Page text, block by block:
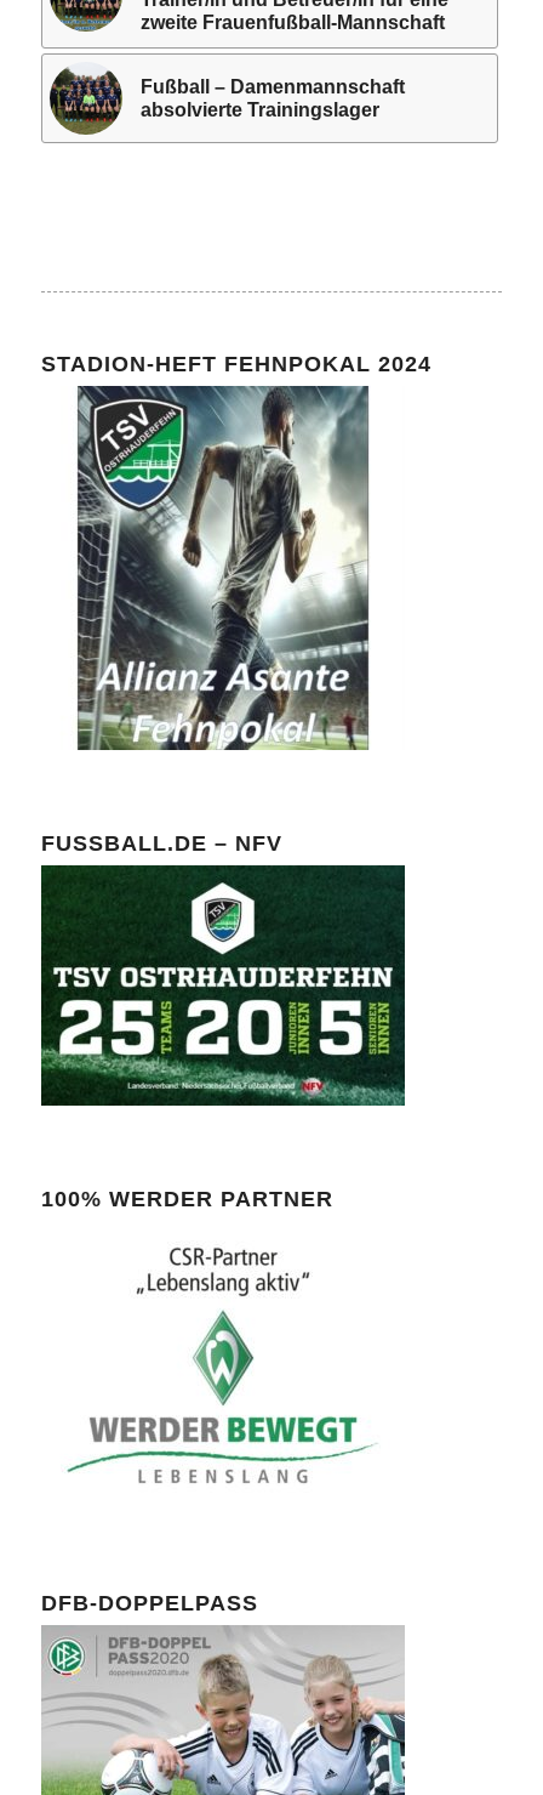
zweite Frauenfußball-Mannschaft
Fußball – Damenmannschaft
absolvierte Trainingslager
STADION-HEFT FEHNPOKAL 2024
FUSSBALL.DE – NFV
100% WERDER PARTNER
DFB-DOPPELPASS